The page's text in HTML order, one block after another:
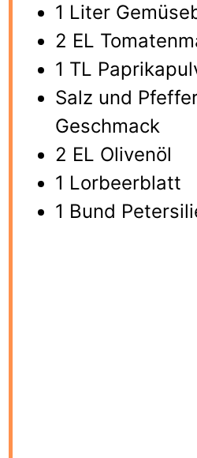
1 Liter
2 EL
1 TL
Salz und
Geschmack
2 EL Olivenöl
1 Lorbeerblatt
1 Bund